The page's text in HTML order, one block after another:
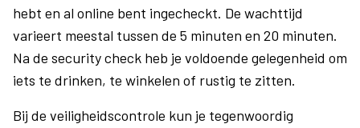
hebt en al online bent ingecheckt. De wachttijd
varieert meestal tussen de 5 minuten en 20 minuten.
Na de security check heb je voldoende gelegenheid om
iets te drinken, te winkelen of rustig te zitten.
Bij de veiligheidscontrole kun je tegenwoordig